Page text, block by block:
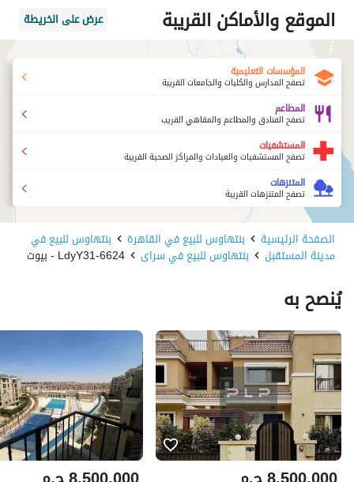
الموقع والأماكن القريبة عرض على الخريطة
المؤسسات التعليمية
تصفح المدارس والكليات والجامعات القريبة
المطاعم
تصفح الفنادق والمطاعم والمقاهي القريب
المستشفيات
تصفح المستشفيات والعيادات والمراكز الصحية القريبة
المتنزهات
تصفح المتنزهات القريبة
الصفحة الرئيسية بنتهاوس للبيع في القاهرة بنتهاوس للبيع في
مدينة المستقبل بنتهاوس للبيع في سراى 6624-LdyY31 - بيوت
يُنصح به